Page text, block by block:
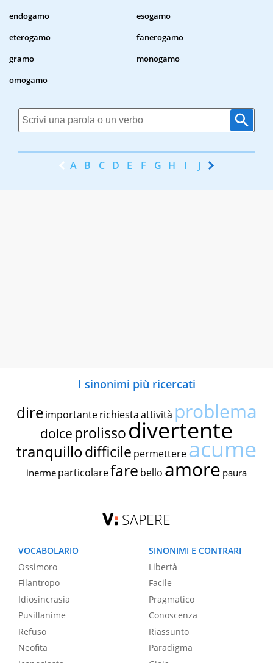
endogamo
esogamo
eterogamo
fanerogamo
gramo
monogamo
omogamo
A B C D E F G H I J K
I sinonimi più ricercati
dire importante richiestaattività problema
dolce prolissodivertente
tranquillodifficile permettereacume
inerme particolarefare bello amore paura
SAPERE
VOCABOLARIO
Ossimoro
Filantropo
Idiosincrasia
Pusillanime
Refuso
Neofita
SINONIMI E CONTRARI
Libertà
Facile
Pragmatico
Conoscenza
Riassunto
Paradigma